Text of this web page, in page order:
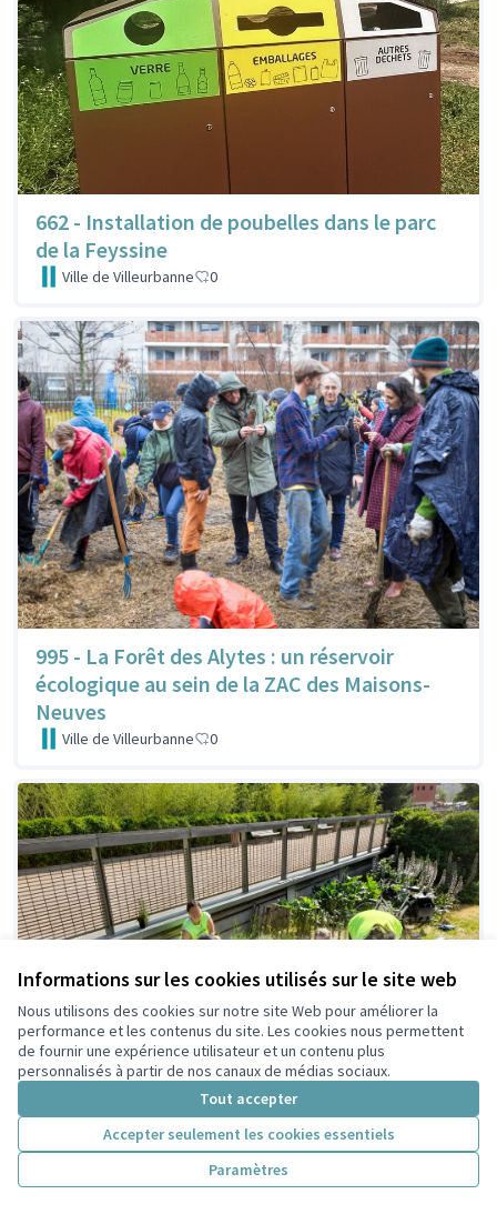
Informations sur les cookies utilisés sur le site web
Nous utilisons des cookies sur notre site Web pour améliorer la
performance et les contenus du site. Les cookies nous permettent
de fournir une expérience utilisateur et un contenu plus
personnalisés à partir de nos canaux de médias sociaux.
Tout accepter
Accepter seulement les cookies essentiels
Paramètres
662 - Installation de poubelles dans le parc
de la Feyssine
Ville de Villeurbanne 0
995 - La Forêt des Alytes : un réservoir
écologique au sein de la ZAC des Maisons-
Neuves
Ville de Villeurbanne 0
1354 - Des espaces refuges pour la petite
faune